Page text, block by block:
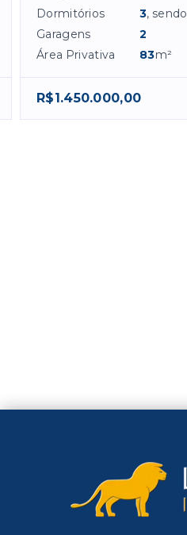
Dormitórios 3, sendo
Garagens
2
Área Privativa
83m²
R$1.450.000,00